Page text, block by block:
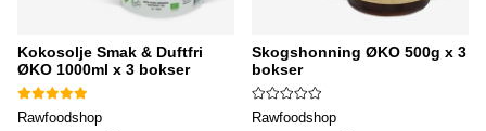
Kokosolje Smak & Duftfri
ØKO 1000ml x 3 bokser
Rawfoodshop
Skogshonning ØKO 500g x 3
bokser
Rawfoodshop